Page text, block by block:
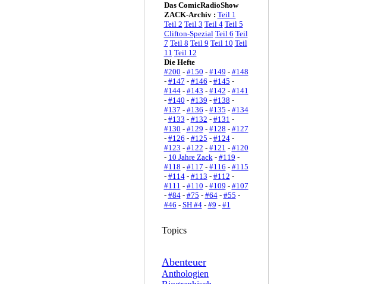
Das ComicRadioShow
ZACK-Archiv : Teil 1
Teil 2 Teil 3 Teil 4 Teil 5
Clifton-Spezial Teil 6 Teil
7 Teil 8 Teil 9 Teil 10 Teil
11 Teil 12
Die Hefte
#200 - #150 - #149 - #148
- #147 - #146 - #145 -
#144- #143 - #142 - #141
- #140 - #139 - #138 -
#137 - #136 - #135 - #134
- #133 - #132 - #131 -
#130 - #129 - #128 - #127
- #126 - #125 - #124-
#123 - #122 - #121 - #120
- 10 Jahre Zack- #119 -
#118 - #117 - #116 - #115
- #114- #113 - #112 -
#111 - #110 - #109 - #107
- #84- #75 - #64- #55 -
#46 - SH #4- #9 - #1
Topics
Abenteuer
Anthologien